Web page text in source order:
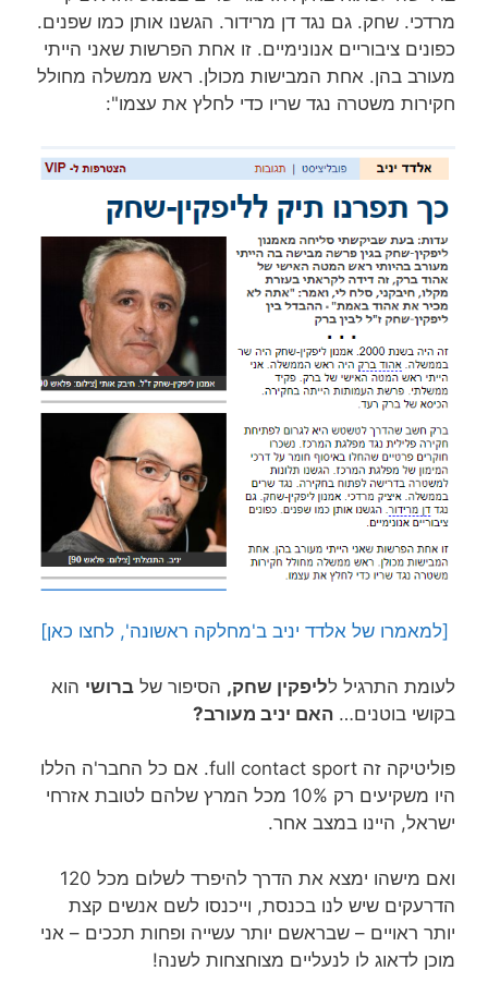
מרדכי. שחק. גם נגד דן מרידור. הגשנו אותן כמו שפנים.
כפונים ציבוריים אנונימיים. זו אחת הפרשות שאני הייתי
מעורב בהן. אחת המבישות מכולן. ראש ממשלה מחולל
חקירות משטרה נגד שריו כדי לחלץ את עצמו":
[למאמרו של אלדד יניב ב'מחלקה ראשונה', לחצו כאן]
לעומת התרגיל לליפקין שחק, הסיפור של ברושי הוא
בקושי בוטנים… האם יניב מעורב?
פוליטיקה זה full contact sport. אם כל החבר'ה הללו
היו משקיעים רק 10% מכל המרץ שלהם לטובת אזרחי
ישראל, היינו במצב אחר.
ואם מישהו ימצא את הדרך להיפרד לשלום מכל 120
הדרעקים שיש לנו בכנסת, וייכנסו לשם אנשים קצת
יותר ראויים – שבראשם יותר עשייה ופחות תככים – אני
מוכן לדאוג לו לנעליים מצוחצחות לשנה!